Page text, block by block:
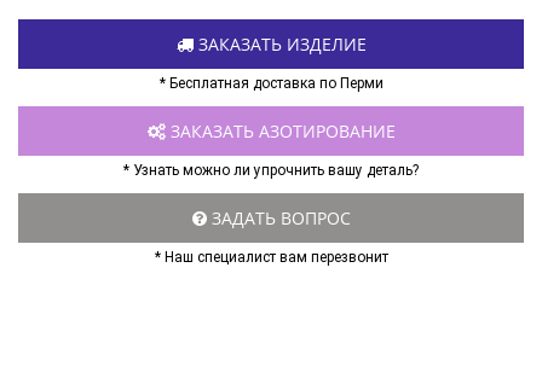
ЗАКАЗАТЬ ИЗДЕЛИЕ
* Бесплатная доставка по Перми
ЗАКАЗАТЬ АЗОТИРОВАНИЕ
* Узнать можно ли упрочнить вашу деталь?
ЗАДАТЬ ВОПРОС
* Наш специалист вам перезвонит